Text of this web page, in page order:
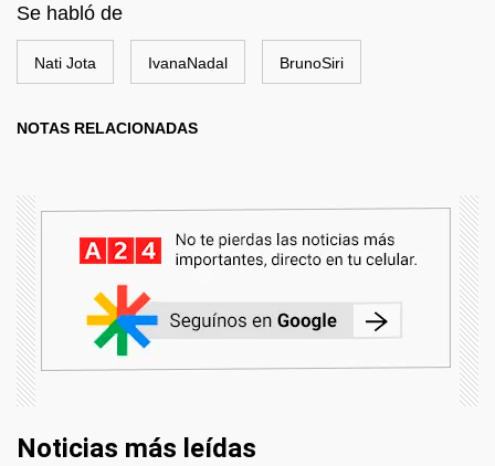
Se habló de
Nati Jota IvanaNadal BrunoSiri
NOTAS RELACIONADAS
Noticias más leídas